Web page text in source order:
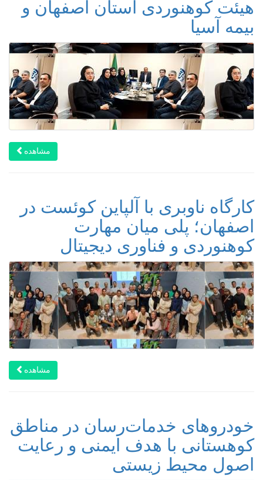
هیئت کوهنوردی استان اصفهان و
بیمه آسیا
مشاهده
کارگاه ناوبری با آلپاین کوئست در
اصفهان؛ پلی میان مهارت
کوهنوردی و فناوری دیجیتال
مشاهده
خودروهای خدمات‌رسان در مناطق
کوهستانی با هدف ایمنی و رعایت
اصول محیط زیستی